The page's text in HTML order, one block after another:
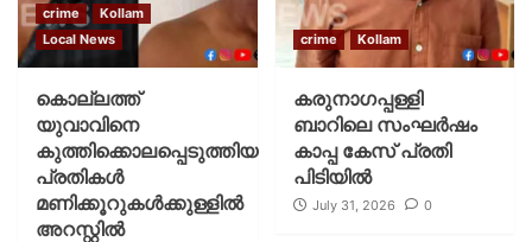
crime
Kollam
Local News
കൊല്ലത്ത്
യുവാവിനെ
കുത്തിക്കൊലപ്പെടുത്തിയ
പ്രതികൾ
മണിക്കൂറുകൾക്കുള്ളിൽ
അറസ്റ്റിൽ
crime Kollam
കരുനാഗപ്പള്ളി
ബാറിലെ സംഘർഷം
കാപ്പ കേസ് പ്രതി
പിടിയിൽ
July 31, 2026 0